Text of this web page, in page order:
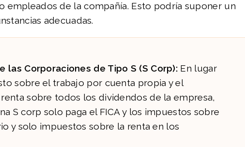
empleados de la compañía. Esto podría suponer un
adecuadas.
las Corporaciones de Tipo S (S Corp): En lugar
sobre el trabajo por cuenta propia y el
sobre todos los dividendos de la empresa,
S corp solo paga el FICA y los impuestos sobre
y solo impuestos sobre la renta en los